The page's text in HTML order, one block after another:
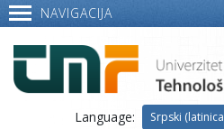
NAVIGACIJA
Language: Srpski